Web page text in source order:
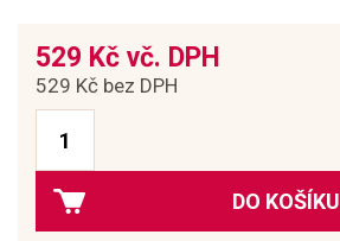
529 Kč vč. DPH
529 Kč bez DPH
DO KOŠÍKU